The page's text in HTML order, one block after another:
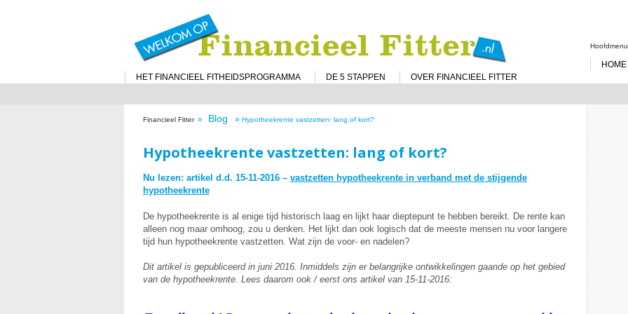
inhoud
Hoofdmenu
HOME
HET FINANCIEEL FITHEIDSPROGRAMMA
DE 5 STAPPEN OVER FINANCIEEL FITTER
Financieel Fitter » Blog » Hypotheekrente vastzetten: lang of kort?
Hypotheekrente vastzetten: lang of kort?
Nu lezen: artikel d.d. 15-11-2016 – vastzetten hypotheekrente in verband met de stijgende
hypotheekrente
De hypotheekrente is al enige tijd historisch laag en lijkt haar dieptepunt te hebben bereikt. De rente kan
alleen nog maar omhoog, zou u denken. Het lijkt dan ook logisch dat de meeste mensen nu voor langere
tijd hun hypotheekrente vastzetten. Wat zijn de voor- en nadelen?
Dit artikel is gepubliceerd in juni 2016. Inmiddels zijn er belangrijke ontwikkelingen gaande op het gebied
van de hypotheekrente. Lees daarom ook / eerst ons artikel van 15-11-2016: